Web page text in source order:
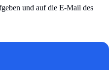
und auf die E-Mail des